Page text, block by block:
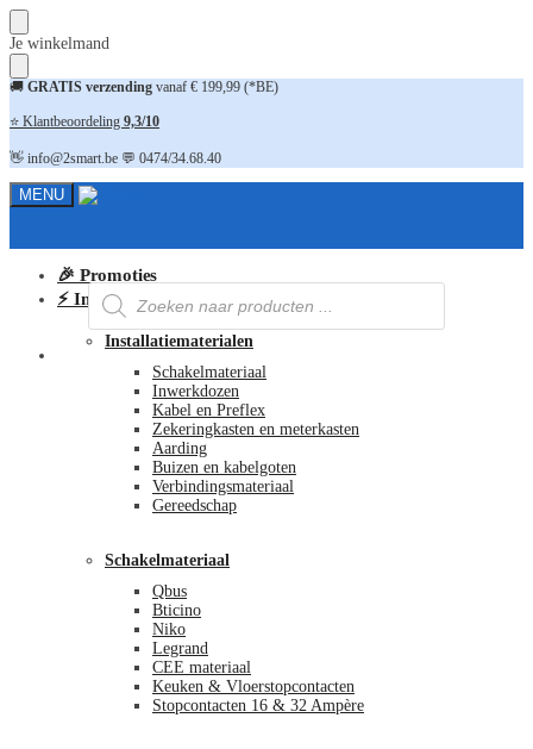
Skip
to
navigation
Skip
to
content
Je winkelmand
🚚 GRATIS verzending vanaf € 199,99 (*BE)
⭐ Klantbeoordeling 9,3/10
👋 info@2smart.be 💬 0474/34.68.40
MENU
Producten
zoeken
🎉 Promoties
⚡ Installatiematerialen
Installatiematerialen
Schakelmateriaal
Inwerkdozen
Kabel en Preflex
Zekeringkasten en meterkasten
Aarding
Buizen en kabelgoten
Verbindingsmateriaal
Gereedschap
Schakelmateriaal
Qbus
Bticino
Niko
Legrand
CEE materiaal
Keuken & Vloerstopcontacten
Stopcontacten 16 & 32 Ampère